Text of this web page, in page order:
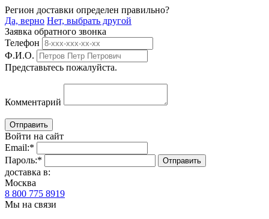
Регион доставки определен правильно?
Да, верно Нет, выбрать другой
Заявка обратного звонка
Телефон
Ф.И.О.
Представьтесь пожалуйста.
Комментарий
Войти на сайт
Email:*
Пароль:*
доставка в:
Москва
8 800 775 8919
Мы на связи